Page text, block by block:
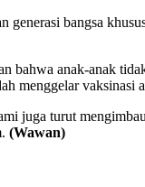
bangsa
bahwa anak-anak
menggelar vaksinasi
juga turut
(Wawan)